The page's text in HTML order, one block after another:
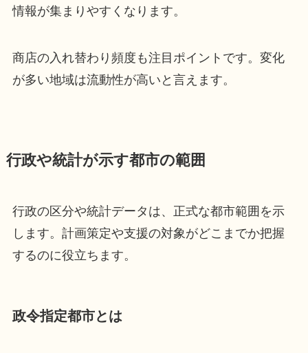
情報が集まりやすくなります。
商店の入れ替わり頻度も注目ポイントです。変化
が多い地域は流動性が高いと言えます。
行政や統計が示す都市の範囲
行政の区分や統計データは、正式な都市範囲を示
します。計画策定や支援の対象がどこまでか把握
するのに役立ちます。
政令指定都市とは